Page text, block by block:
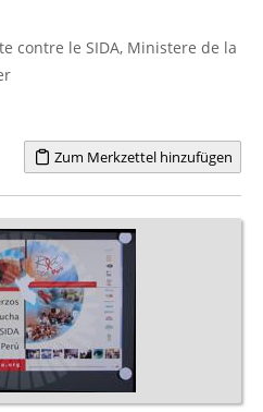
contre le SIDA, Ministere de la
Zum Merkzettel hinzufügen